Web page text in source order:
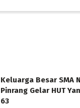
Keluarga Besar SMA
Pinrang Gelar HUT
63